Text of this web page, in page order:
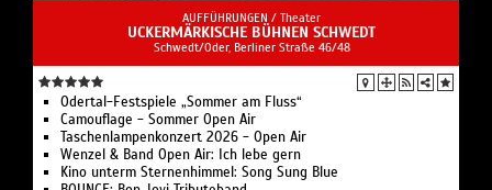
AUFFÜHRUNGEN / Theater
UCKERMÄRKISCHE BÜHNEN SCHWEDT
Schwedt/Oder, Berliner Straße 46/48
Odertal-Festspiele „Sommer am Fluss“
Camouflage - Sommer Open Air
Taschenlampenkonzert 2026 - Open Air
Wenzel & Band Open Air: Ich lebe gern
Kino unterm Sternenhimmel: Song Sung Blue